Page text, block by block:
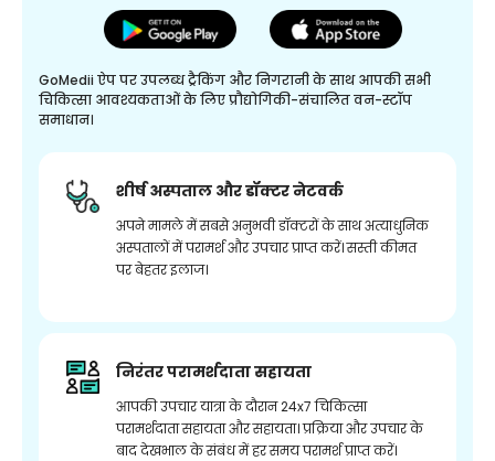
GoMedii ऐप पर उपलब्ध ट्रैकिंग और निगरानी के साथ आपकी सभी
चिकित्सा आवश्यकताओं के लिए प्रौद्योगिकी-संचालित वन-स्टॉप
समाधान।
शीर्ष अस्पताल और डॉक्टर नेटवर्क
अपने मामले में सबसे अनुभवी डॉक्टरों के साथ अत्याधुनिक
अस्पतालों में परामर्श और उपचार प्राप्त करें। सस्ती कीमत
पर बेहतर इलाज।
निरंतर परामर्शदाता सहायता
आपकी उपचार यात्रा के दौरान 24x7 चिकित्सा
परामर्शदाता सहायता और सहायता। प्रक्रिया और उपचार के
बाद देखभाल के संबंध में हर समय परामर्श प्राप्त करें।